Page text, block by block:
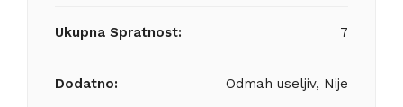
Ukupna Spratnost: 7
Dodatno:
Odmah useljiv, Nije